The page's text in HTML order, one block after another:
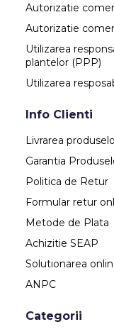
Autorizatie
Autorizatie
Utilizarea
plantelor (PPP)
Utilizarea
Info Clienti
Livrarea
Garantia
Politica de Retur
Formular retur
Metode de Plata
Achizitie SEAP
Solutionarea
ANPC
Categorii